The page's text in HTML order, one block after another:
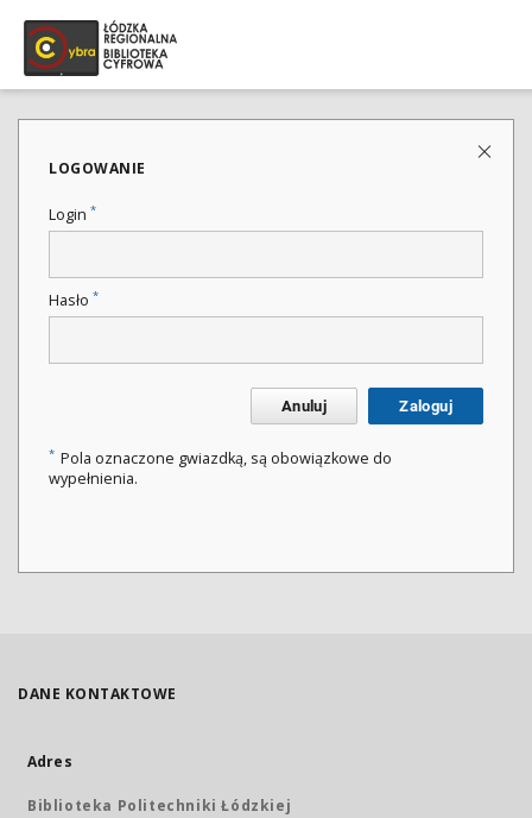
LOGOWANIE
Login *
Hasło *
Anuluj Zaloguj
* Pola oznaczone gwiazdką, są obowiązkowe do
wypełnienia.
DANE KONTAKTOWE
Adres
Biblioteka Politechniki Łódzkiej